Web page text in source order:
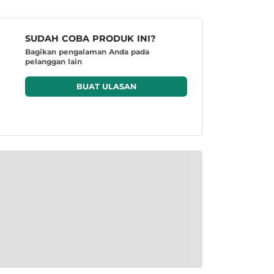
SUDAH COBA PRODUK INI?
Bagikan pengalaman Anda pada
pelanggan lain
BUAT ULASAN